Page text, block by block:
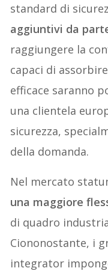
standard di
aggiuntivi da
raggiungere la
capaci di
efficace saranno
una clientela
sicurezza,
della domanda.
Nel mercato
una maggiore
di quadro
Ciononostante, i
integrator